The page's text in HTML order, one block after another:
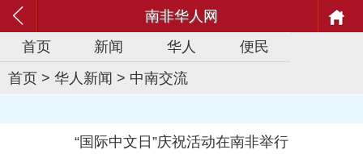
南非华人网
首页
新闻 华人
便民
首页 > 华人新闻 > 中南交流
“国际中文日”庆祝活动在南非举行